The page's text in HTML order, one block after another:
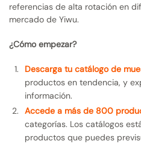
referencias de alta rotación en
mercado de Yiwu.
¿Cómo empezar?
Descarga tu catálogo de
productos en tendencia, y
información.
Accede a más de 800
categorías. Los catálogos
productos que puedes